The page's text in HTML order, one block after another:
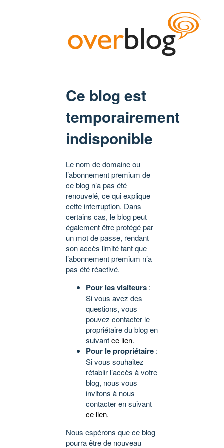
Ce blog est
temporairement
indisponible
Le nom de domaine ou
l’abonnement premium de
ce blog n’a pas été
renouvelé, ce qui explique
cette interruption. Dans
certains cas, le blog peut
également être protégé par
un mot de passe, rendant
son accès limité tant que
l’abonnement premium n’a
pas été réactivé.
Pour les visiteurs :
Si vous avez des
questions, vous
pouvez contacter le
propriétaire du blog en
suivantce lien.
Pour le propriétaire :
Si vous souhaitez
rétablir l’accès à votre
blog, nous vous
invitons à nous
contacter en suivant
ce lien.
Nous espérons que ce blog
pourra être de nouveau